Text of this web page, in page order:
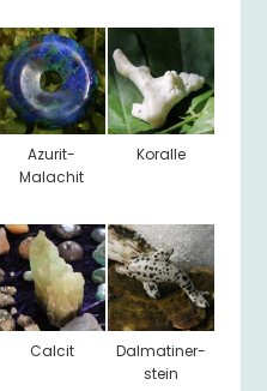
Azurit-
Malachit
Koralle
Calcit
Dalmatiner-
stein